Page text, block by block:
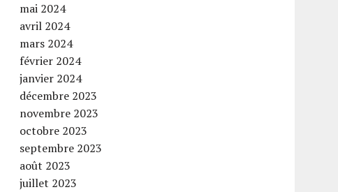
mai 2024
avril 2024
mars 2024
février 2024
janvier 2024
décembre 2023
novembre 2023
octobre 2023
septembre 2023
août 2023
juillet 2023